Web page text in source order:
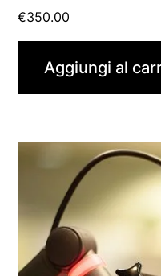
€350.00
Aggiungi al